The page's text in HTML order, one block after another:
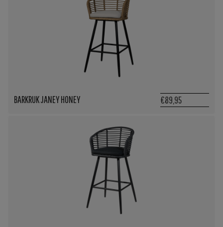
BARKRUK JANEY HONEY €89,95